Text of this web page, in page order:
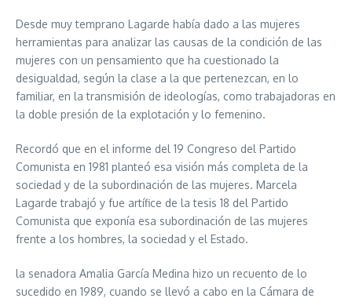
Desde muy temprano Lagarde había dado a las mujeres
herramientas para analizar las causas de la condición de las
mujeres con un pensamiento que ha cuestionado la
desigualdad, según la clase a la que pertenezcan, en lo
familiar, en la transmisión de ideologías, como trabajadoras en
la doble presión de la explotación y lo femenino.
Recordó que en el informe del 19 Congreso del Partido
Comunista en 1981 planteó esa visión más completa de la
sociedad y de la subordinación de las mujeres. Marcela
Lagarde trabajó y fue artífice de la tesis 18 del Partido
Comunista que exponía esa subordinación de las mujeres
frente a los hombres, la sociedad y el Estado.
la senadora Amalia García Medina hizo un recuento de lo
sucedido en 1989, cuando se llevó a cabo en la Cámara de